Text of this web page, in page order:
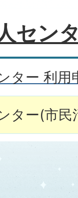
セン
ター 利用
ター(市